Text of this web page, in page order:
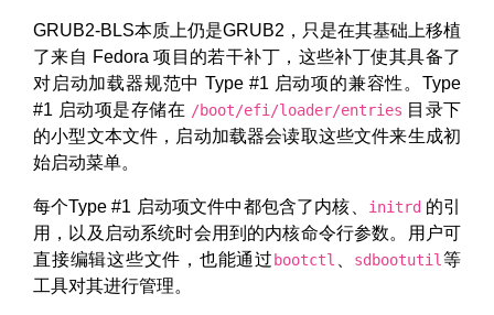
GRUB2-BLS本质上仍是GRUB2，只是在其基础上移植
了来自 Fedora 项目的若干补丁，这些补丁使其具备了
对启动加载器规范中 Type #1 启动项的兼容性。Type
#1 启动项是存储在 /boot/efi/loader/entries 目录下
的小型文本文件，启动加载器会读取这些文件来生成初
始启动菜单。
每个Type #1 启动项文件中都包含了内核、 initrd的引
用，以及启动系统时会用到的内核命令行参数。用户可
直接编辑这些文件，也能通过 bootctl sdbootutil 等
工具对其进行管理。